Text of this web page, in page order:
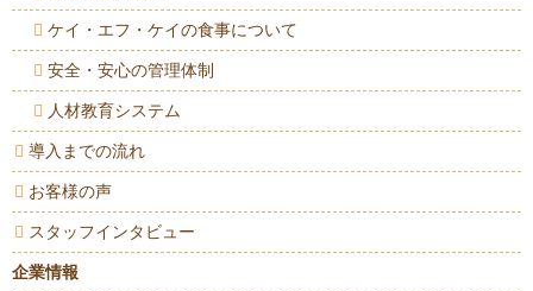
ケイ・エフ・ケイの食事について
安全・安心の管理体制
人材教育システム
導入までの流れ
お客様の声
スタッフインタビュー
企業情報